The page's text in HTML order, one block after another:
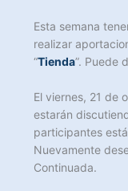
Esta semana
realizar
“Tienda”. Puede
El viernes, 21 de
estarán
participantes
Nuevamente
Continuada.